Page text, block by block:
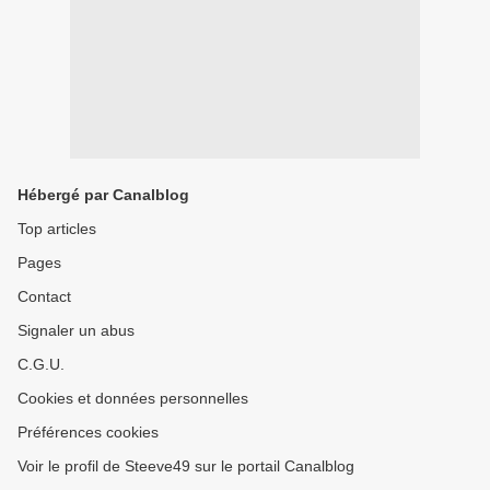
Hébergé par Canalblog
Top articles
Pages
Contact
Signaler un abus
C.G.U.
Cookies et données personnelles
Préférences cookies
Voir le profil de Steeve49 sur le portail Canalblog